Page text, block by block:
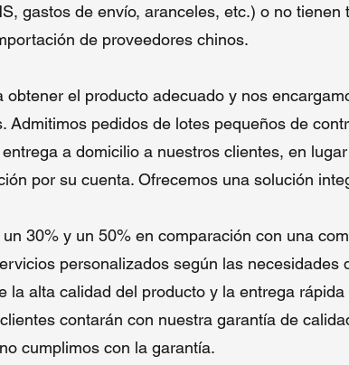
gastos de envío, aranceles, etc.) o no
de proveedores chinos.
obtener el producto adecuado y nos
Admitimos pedidos de lotes pequeños de
a domicilio a nuestros clientes, en
por su cuenta. Ofrecemos una solución
30% y un 50% en comparación con una
personalizados según las necesidades
la alta calidad del producto y la entrega
contarán con nuestra garantía de
cumplimos con la garantía.